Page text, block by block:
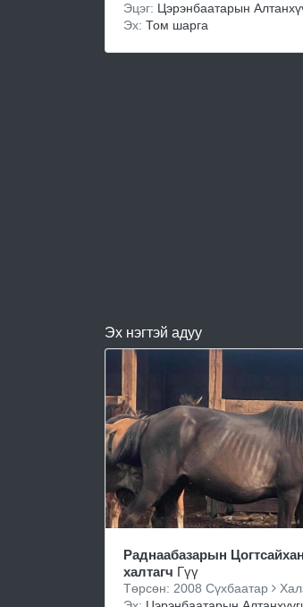
Эцэг: Цэрэнбаатарын
Эх: Том шарга
Эх нэгтэй адуу
Раднаабазарын
халтагч Гүү
Төрсөн: 2008 Сүхбаатар